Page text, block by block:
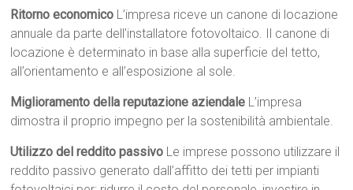
Ritorno economico L’impresa riceve un canone di locazione
annuale da parte dell’installatore fotovoltaico. Il canone di
locazione è determinato in base alla superficie del tetto,
all’orientamento e all’esposizione al sole.
Miglioramento della reputazione aziendale L’impresa
dimostra il proprio impegno per la sostenibilità ambientale.
Utilizzo del reddito passivo Le imprese possono utilizzare il
reddito passivo generato dall’affitto dei tetti per impianti